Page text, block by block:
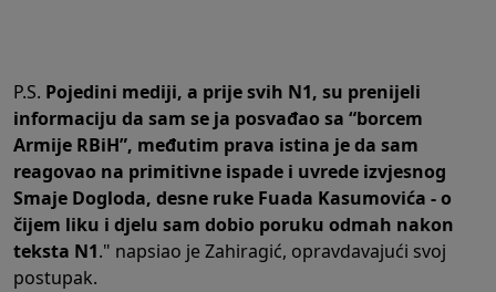
P.S. Pojedini mediji, a prije svih N1, su prenijeli
informaciju da sam se ja posvađao sa “borcem
Armije RBiH”, međutim prava istina je da sam
reagovao na primitivne ispade i uvrede izvjesnog
Smaje Dogloda, desne ruke Fuada Kasumovića - o
čijem liku i djelu sam dobio poruku odmah nakon
teksta N1." napsiao je Zahiragić, opravdavajući svoj
postupak.